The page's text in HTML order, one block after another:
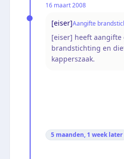
16 maart 2008
[eiser]Aangifte
[eiser] heeft aangifte
brandstichting en
kapperszaak.
5 maanden, 1 week later